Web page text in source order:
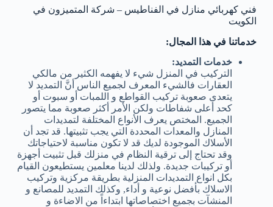
فني كهربائي منازل في الفناطيس – شركة المتميزون في
الكويت
خدماتنا في هذا المجال:
خدمات التمديد:
التركيب في المنزل شيء لا يفهمه الكثير من مالكي
العقارات فالشيء المعرف لجميع الناس أنَّ التمديد لا
يتعدى صعوبة تركيب القواطع و اللمبات أو سبوت أو
كحد أعلى شفاطات ولكن الأمر أكثر صعوبة مما يتصور
الجميع. المختص يعرف الأنواع المختلفة لتمديدات
المنازل والمعدات المحددة التي يجب تثبيتها. قد تجد أن
الأسلاك الموجودة لديك قد لا تكون مناسبة لاحتياجاتك
وقد تحتاج إلى ترقية النظام في منزلك قبل تثبيت أجهزة
أو تركيبات جديدة. ولذلك لدينا معلمين يستطيعون القيام
بكل انواع التمديدات المنزلية بطريقة مركزية وتركيب
الاسلاك بأفضل نوعية و أداء, وكذلك التمديد للمصانع و
المنشآت بجميع اختصاصاتها ابتداءاً من الاضاءة و